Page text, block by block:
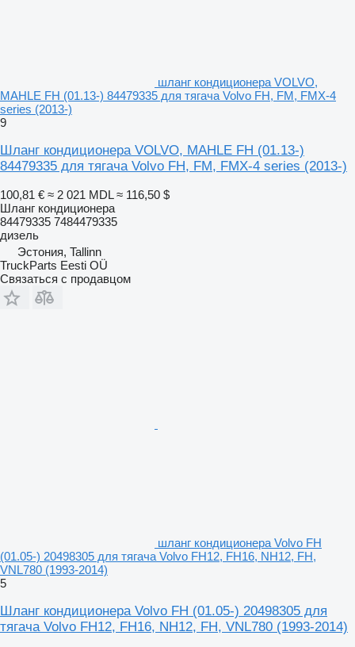
шланг кондиционера VOLVO,
MAHLE FH (01.13-) 84479335 для тягача Volvo FH, FM, FMX-4
series (2013-)
9
Шланг кондиционера VOLVO, MAHLE FH (01.13-)
84479335 для тягача Volvo FH, FM, FMX-4 series (2013-)
100,81 € ≈ 2 021 MDL ≈ 116,50 $
Шланг кондиционера
84479335 7484479335
дизель
Эстония, Tallinn
TruckParts Eesti OÜ
Связаться с продавцом
шланг кондиционера Volvo FH
(01.05-) 20498305 для тягача Volvo FH12, FH16, NH12, FH,
VNL780 (1993-2014)
5
Шланг кондиционера Volvo FH (01.05-) 20498305 для
тягача Volvo FH12, FH16, NH12, FH, VNL780 (1993-2014)